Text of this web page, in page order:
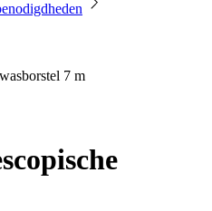
7 m